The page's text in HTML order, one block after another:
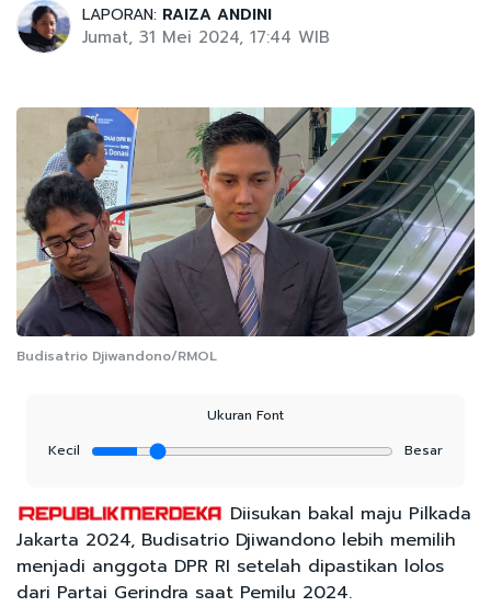
LAPORAN: RAIZA ANDINI
Jumat, 31 Mei 2024, 17:44 WIB
Budisatrio Djiwandono/RMOL
Ukuran Font
Kecil
Besar
Diisukan bakal maju Pilkada
Jakarta 2024, Budisatrio Djiwandono lebih memilih
menjadi anggota DPR RI setelah dipastikan lolos
dari Partai Gerindra saat Pemilu 2024.